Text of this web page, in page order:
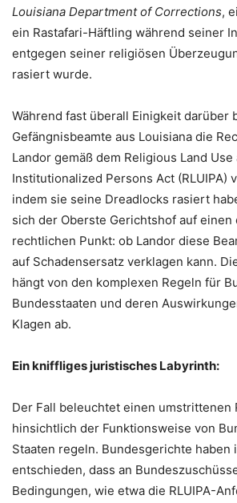
Louisiana Department of Corrections,
ein Rastafari-Häftling während seiner
entgegen seiner religiösen
rasiert wurde.
Während fast überall Einigkeit darüber
Gefängnisbeamte aus Louisiana die
Landor gemäß dem Religious Land Use
Institutionalized Persons Act (RLUIPA)
indem sie seine Dreadlocks rasiert
sich der Oberste Gerichtshof auf einen
rechtlichen Punkt: ob Landor diese
auf Schadensersatz verklagen kann.
hängt von den komplexen Regeln für
Bundesstaaten und deren
Klagen ab.
Ein kniffliges juristisches Labyrinth:
Der Fall beleuchtet einen umstrittenen
hinsichtlich der Funktionsweise von
Staaten regeln. Bundesgerichte haben
entschieden, dass an
Bedingungen, wie etwa die RLUIPA-